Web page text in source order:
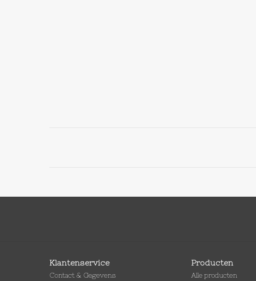
Klantenservice
Contact & Gegevens
Producten
Alle producten